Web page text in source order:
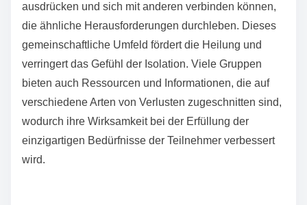
Verlust auf spezifische Bedürfnisse ein?